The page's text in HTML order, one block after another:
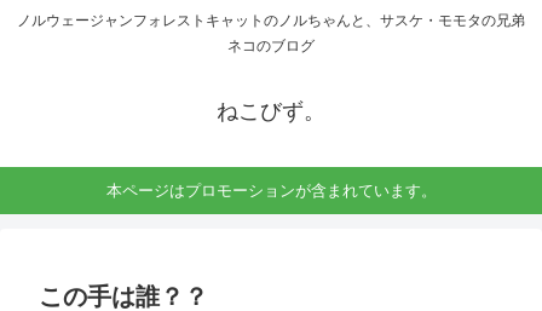
ノルウェージャンフォレストキャットのノルちゃんと、サスケ・モモタの兄弟
ネコのブログ
ねこびず。
本ページはプロモーションが含まれています。
この手は誰？？